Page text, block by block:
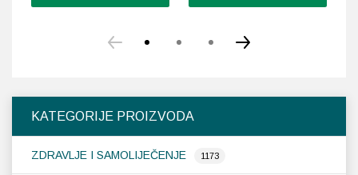
KATEGORIJE PROIZVODA
ZDRAVLJE I SAMOLIJEČENJE 1173